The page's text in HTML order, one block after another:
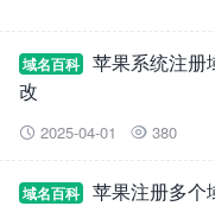
域名百科
苹果系统注册
改
 2025-04-01  380
域名百科 苹果注册多个